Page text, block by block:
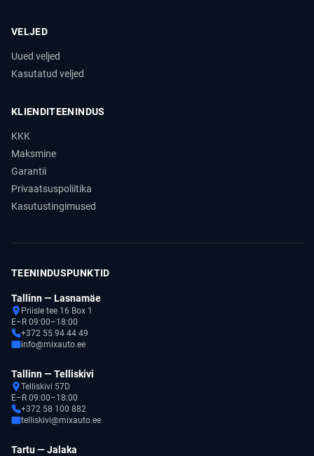
VELJED
Uued veljed
Kasutatud veljed
KLIENDITEENINDUS
KKK
Maksmine
Garantii
Privaatsuspoliitika
Kasutustingimused
TEENINDUSPUNKTID
Tallinn — Lasnamäe
Priisle tee 16 Box 1
E–R 09:00–18:00
+372 55 94 44 49
info@mixauto.ee
Tallinn — Telliskivi
Telliskivi 57D
E–R 09:00–18:00
+372 58 100 882
telliskivi@mixauto.ee
Tartu — Jalaka